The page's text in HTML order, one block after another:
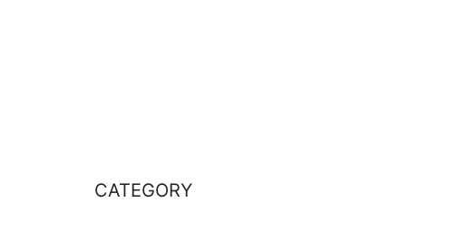
CATEGORY